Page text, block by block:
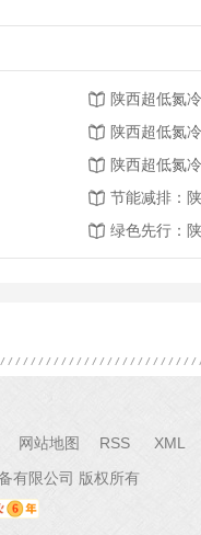
陕西超低氮
陕西超低氮
陕西超低氮
节能减排：
绿色先行：
网站地图 RSS
XML
有限公司 版权所有